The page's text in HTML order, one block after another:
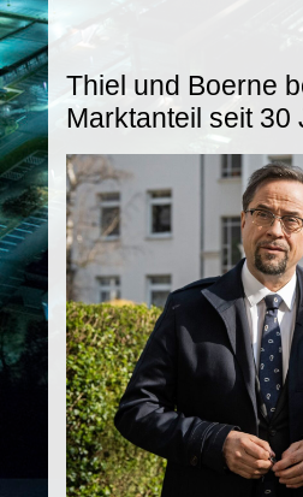
Thiel und Boerne
Marktanteil seit 30